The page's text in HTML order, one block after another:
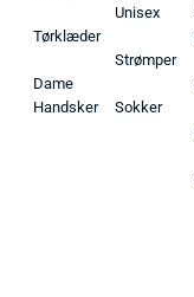
Tørklæder
Dame
Handsker
Unisex
Strømper
Sokker